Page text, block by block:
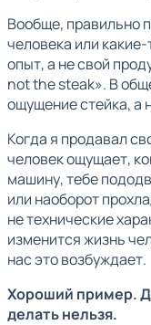
Вообще, правильно
человека или
опыт, а не свой
not the steak». В
ощущение стейка, а
Когда я продавал
человек ощущает,
машину, тебе
или наоборот
не технические
изменится жизнь
нас это возбуждает.
Хороший пример.
делать нельзя.